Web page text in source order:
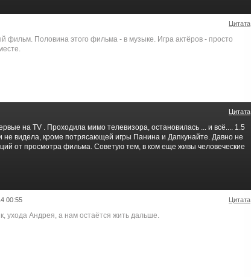
Цитата
фильм. Половина этого фильма - в музыке. Игра актёров - просто
Цитата
на TV . Проходила мимо телевизора, остановилась ... и всё.... 1.5
не видела, кроме потрясающей игры Панина и Дапкунайте. Давно не
от просмотра фильма. Советую тем, в ком еще живы человеческие
00:55 Цитата
ухода Андрея, а нам остаётся жить дальше.